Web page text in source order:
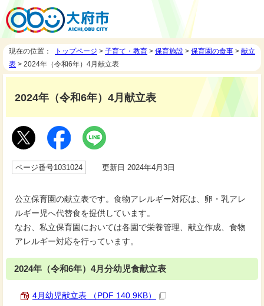
現在の位置： トップページ > 子育て・教育 > 保育施設 > 保育園の食事 > 献立
表 > 2024年（令和6年）4月献立表
2024年（令和6年）4月献立表
ページ番号1031024 更新日 2024年4月3日
公立保育園の献立表です。食物アレルギー対応は、卵・乳アレ
ルギー児へ代替食を提供しています。
なお、私立保育園においては各園で栄養管理、献立作成、食物
アレルギー対応を行っています。
2024年（令和6年）4月分幼児食献立表
4月幼児献立表 （PDF 140.9KB）